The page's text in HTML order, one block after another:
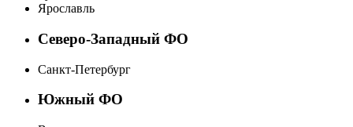
Ярославль
Северо-Западный ФО
Санкт-Петербург
Южный ФО